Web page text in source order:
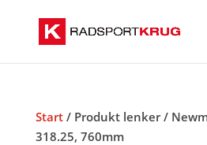
Start/ Produkt lenker /
318.25, 760mm